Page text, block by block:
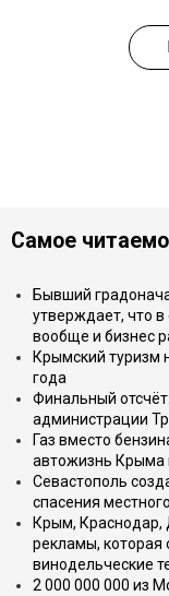
Самое
Бывший
утверждает, что
вообще и бизнес
Крымский туризм
года
Финальный
администрации
Газ вместо
автожизнь Крыма
Севастополь
спасения
Крым, Краснодар,
рекламы, которая
винодельческие
2 000 000 000 из